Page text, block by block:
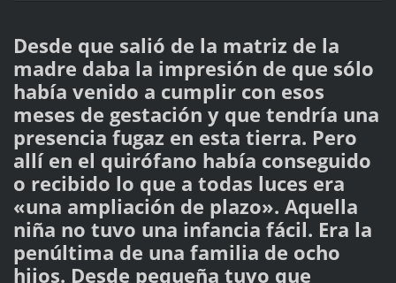
Desde que salió de la matriz de la
madre daba la impresión de que sólo
había venido a cumplir con esos
meses de gestación y que tendría una
presencia fugaz en esta tierra. Pero
allí en el quirófano había conseguido
o recibido lo que a todas luces era
«una ampliación de plazo». Aquella
niña no tuvo una infancia fácil. Era la
penúltima de una familia de ocho
hijos. Desde pequeña tuvo que